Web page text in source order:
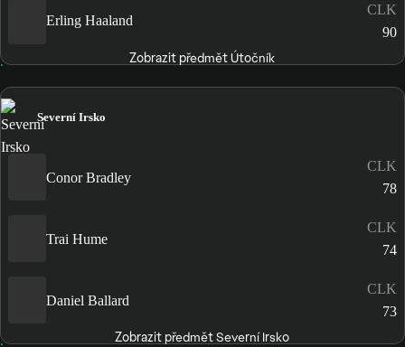
Erling Haaland
CLK
90
Zobrazit předmět Útočník
Severní Irsko
Conor Bradley
CLK
78
Trai Hume
CLK
74
Daniel Ballard
CLK
73
Zobrazit předmět Severní Irsko